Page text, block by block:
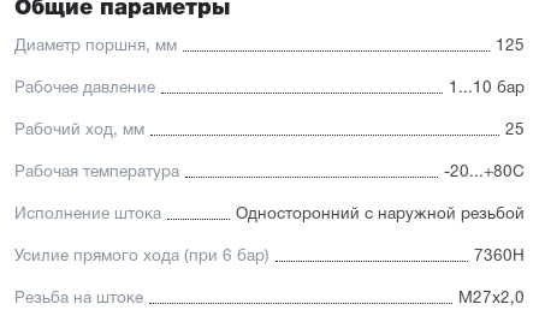
покрытого элоксаловым покрытием, препятствующим
Шток изготавливается
для использования в пищевой отрасли
замены на уплотнения с расширенным температурным
уплотнение — Hytrel-скребок, не пропускающий мелкие
Увеличенный поршень, благодаря которому
Общие параметры
Диаметр поршня, мм 125
Рабочее давление 1...10 бар
Рабочий ход, мм 25
Рабочая температура -20...+80С
Исполнение штока Односторонний с наружной резьбой
Усилие прямого хода (при 6 бар) 7360Н
Резьба на штоке М27х2,0